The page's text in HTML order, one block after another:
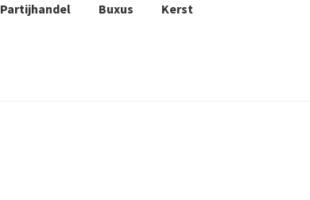
Partijhandel Buxus Kerst